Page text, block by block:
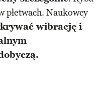
płetwach. Naukowcy
wibrację i